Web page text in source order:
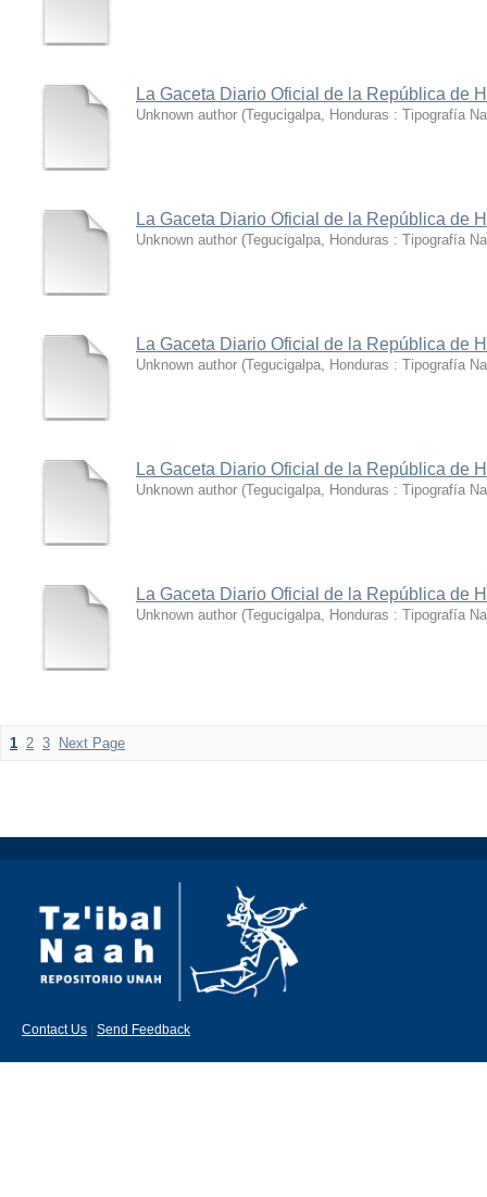
La Gaceta Diario Oficial de la República de
Unknown author (Tegucigalpa, Honduras : Tipografía
La Gaceta Diario Oficial de la República de
Unknown author (Tegucigalpa, Honduras : Tipografía
La Gaceta Diario Oficial de la República de
Unknown author (Tegucigalpa, Honduras : Tipografía
La Gaceta Diario Oficial de la República de
Unknown author (Tegucigalpa, Honduras : Tipografía
La Gaceta Diario Oficial de la República de
Unknown author (Tegucigalpa, Honduras : Tipografía
1 2 3 Next Page
Contact Us Send Feedback